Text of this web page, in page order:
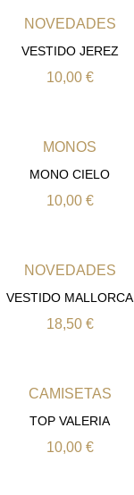
NOVEDADES
VESTIDO JEREZ
10,00 €
MONOS
MONO CIELO
10,00 €
NOVEDADES
VESTIDO MALLORCA
18,50 €
CAMISETAS
TOP VALERIA
10,00 €